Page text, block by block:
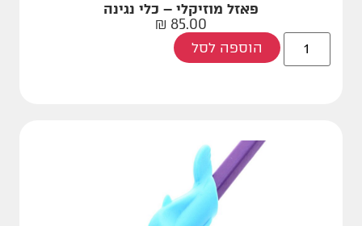
פאזל מוזיקלי – כלי נגינה
85.00
₪
הוספה לסל